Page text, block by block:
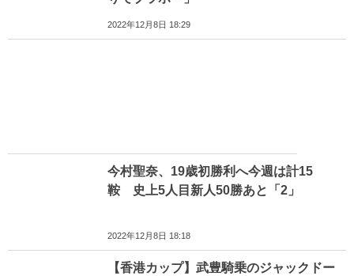
2022年12月8日 18:29
今村聖奈、19歳初勝利へ今週は計15
鞍 史上5人目新人50勝あと「2」
2022年12月8日 18:18
【香港カップ】武豊騎乗のジャックドー